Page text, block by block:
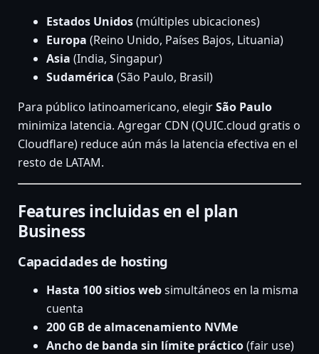
Estados Unidos(múltiples ubicaciones)
Europa (Reino Unido, Países Bajos, Lituania)
Asia (India, Singapur)
Sudamérica (São Paulo, Brasil)
Para público latinoamericano, elegirSão Paulo
minimiza latencia. Agregar CDN (QUIC.cloud gratis o
Cloudflare) reduce aún más la latencia efectiva en el
resto de LATAM.
Features incluidas en el plan
Business
Capacidades de hosting
Hasta 100 sitios websimultáneos en la misma
cuenta
200 GB de almacenamiento NVMe
Ancho de banda sin límite práctico(fair use)